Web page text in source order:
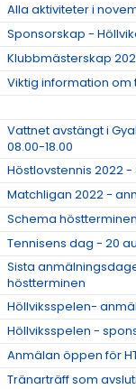
Alla aktiviteter i
Sponsorskap -
Klubbmästerskap
Viktig information
Vattnet avstängt i
08.00-18.00
Höstlovstennis 2022 -
Matchligan 2022 -
Schema
Tennisens dag - 20
Sista
höstterminen
Höllviksspelen-
Höllviksspelen -
Anmälan öppen för
Tränarträff som